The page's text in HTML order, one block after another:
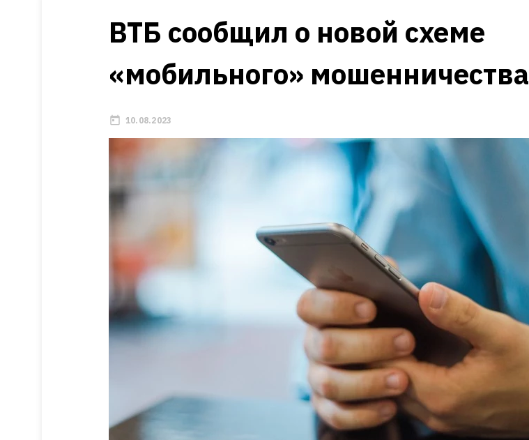
ВТБ сообщил о новой схеме
«мобильного» мошенничества
10.08.2023